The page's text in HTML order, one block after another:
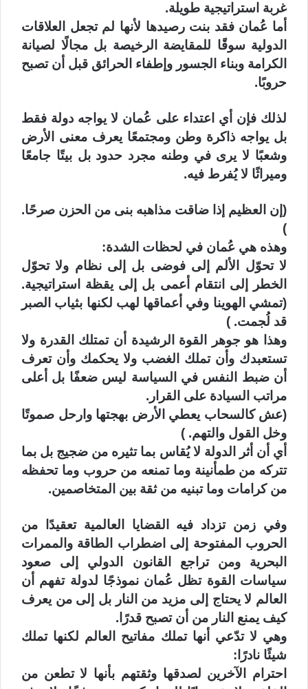
غربة استراتيجية طويلة.
‏أما عُمان فقد بنت رصيدها لأنها لم تجعل العلاقات
الدولية سوقًا للمقايضة الرخيصة بل مجالًا لصيانة
الكرامة وبناء الجسور وإطفاء الحرائق قبل أن تصبح
حروبًا.
‏لذلك فإن أي اعتداء على عُمان لا يواجه دولة فقط
بل يواجه ذاكرة وطن ومجتمعًا يعرف معنى الأرض
وشعبًا لا يرى في وطنه مجرد حدود بل بيتًا جامعًا
وميراثًا لا يُفرط فيه.
‏(إن العظيم إذا ضاقت مذاهبه بنى من الحزن صرحًا.
)
‏وهذه هي عُمان في لحظات الشدة:
‏لا تحوّل الألم إلى فوضى بل إلى نظام ولا تحوّل
الخطر إلى انتقام أعمى بل إلى يقظة استراتيجية.
(تمشي الهوينا وفي أعماقها لهب لكنها بثياب الصبر
قد لُجمت. )
‏وهذا هو جوهر القوة الرشيدة أن تمتلك القدرة ولا
تستعبدك وأن تملك الغضب ولا يحكمك وأن تعرف
أن ضبط النفس في السياسة ليس ضعفًا بل أعلى
مراتب السيادة على القرار.
‏(عش كالسحاب يعطي الأرض بهجتها وارحل صموتًا
وخل القول والتهم. )
‏أي أن أثر الدولة لا يُقاس بما تثيره من ضجيج بل بما
تتركه من طمأنينة وما تمنعه من حروب وما تحفظه
من كرامات وما تبنيه من ثقة بين المتخاصمين.
‏وفي زمن تزداد فيه القضايا العالمية تعقيدًا من
الحروب المفتوحة إلى اضطراب الطاقة والممرات
البحرية ومن تراجع القانون الدولي إلى صعود
سياسات القوة تظل عُمان نموذجًا لدولة تفهم أن
العالم لا يحتاج إلى مزيد من النار بل إلى من يعرف
كيف يمنع النار من أن تصبح قدرًا.
‏وهي لا تدّعي أنها تملك مفاتيح العالم لكنها تملك
شيئًا نادرًا:
‏احترام الآخرين لصدقها وثقتهم بأنها لا تطعن من